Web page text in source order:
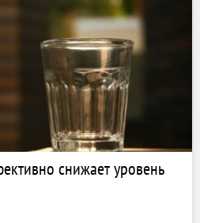
снижает уровень